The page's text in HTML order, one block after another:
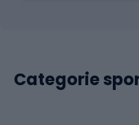
Categorie